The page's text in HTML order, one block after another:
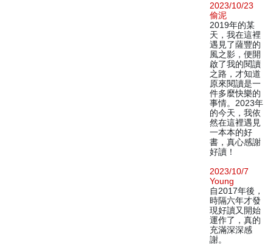
2023/10/23
偷泥
2019年的某
天，我在這裡
遇見了薩豐的
風之影，便開
啟了我的閱讀
之路，才知道
原來閱讀是一
件多麼快樂的
事情。2023年
的今天，我依
然在這裡遇見
一本本的好
書，真心感謝
好讀！
2023/10/7
Young
自2017年後，
時隔六年才發
現好讀又開始
運作了，真的
充滿深深感
謝。